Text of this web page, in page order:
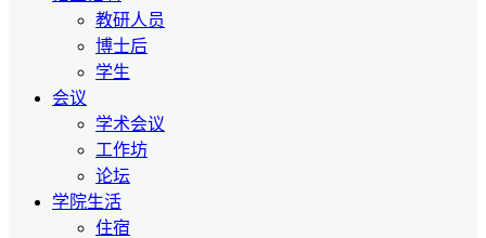
教研人员
博士后
学生
会议
学术会议
工作坊
论坛
学院生活
住宿